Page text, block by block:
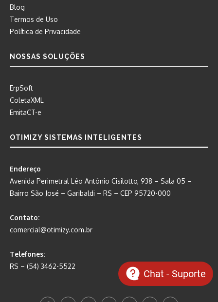
Blog
Termos de Uso
Política de Privacidade
NOSSAS SOLUÇÕES
ErpSoft
ColetaXML
EmitaCT-e
OTIMIZY SISTEMAS INTELIGENTES
Endereço
Avenida Perimetral Léo Antônio Cisilotto, 938 – Sala 05 –
Bairro São José – Garibaldi – RS – CEP 95720-000
Contato:
comercial@otimizy.com.br
Telefones:
RS – (54) 3462-5522
Chat - Suporte